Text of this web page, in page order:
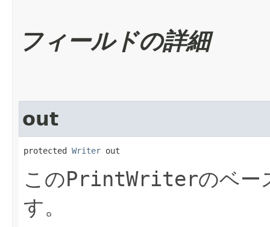
フィールドの詳細
out
protected Writer out
このPrintWriterのベー
す。